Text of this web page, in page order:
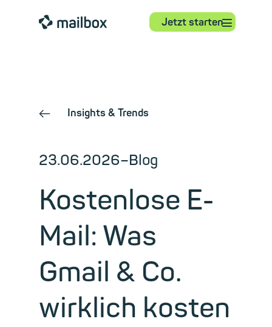
mailbox Jetzt starten⋮
← Insights & Trends
23.06.2026–Blog
Kostenlose E-
Mail: Was
Gmail & Co.
wirklich kosten